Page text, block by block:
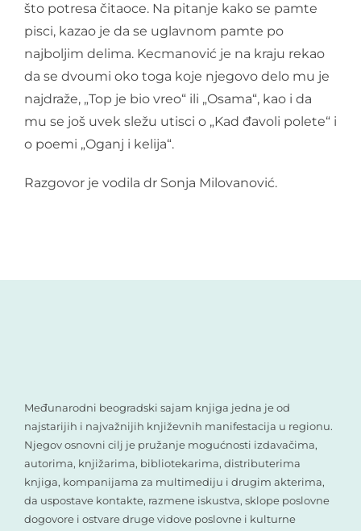
što potresa čitaoce. Na pitanje kako se pamte
pisci, kazao je da se uglavnom pamte po
najboljim delima. Kecmanović je na kraju rekao
da se dvoumi oko toga koje njegovo delo mu je
najdraže, „Top je bio vreo“ ili „Osama“, kao i da
mu se još uvek sležu utisci o „Kad đavoli polete“ i
o poemi „Oganj i kelija“.
Razgovor je vodila dr Sonja Milovanović.
Međunarodni beogradski sajam knjiga jedna je od
najstarijih i najvažnijih književnih manifestacija u regionu.
Njegov osnovni cilj je pružanje mogućnosti izdavačima,
autorima, knjižarima, bibliotekarima, distributerima
knjiga, kompanijama za multimediju i drugim akterima,
da uspostave kontakte, razmene iskustva, sklope poslovne
dogovore i ostvare druge vidove poslovne i kulturne